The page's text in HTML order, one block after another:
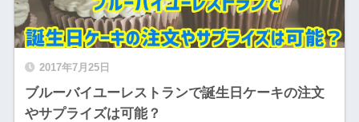
2017年7月25日
ブルーバイユーレストランで誕生日ケーキの注文
やサプライズは可能？